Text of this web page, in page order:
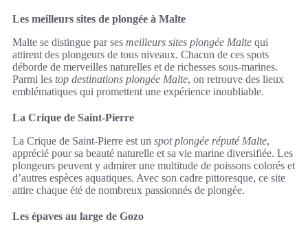
Les meilleurs sites de plongée à Malte
Malte se distingue par ses meilleurs sites plongée Malte qui
attirent des plongeurs de tous niveaux. Chacun de ces spots
déborde de merveilles naturelles et de richesses sous-marines.
Parmi les top destinations plongée Malte, on retrouve des lieux
emblématiques qui promettent une expérience inoubliable.
La Crique de Saint-Pierre
La Crique de Saint-Pierre est un spot plongée réputé Malte,
apprécié pour sa beauté naturelle et sa vie marine diversifiée. Les
plongeurs peuvent y admirer une multitude de poissons colorés et
d’autres espèces aquatiques. Avec son cadre pittoresque, ce site
attire chaque été de nombreux passionnés de plongée.
Les épaves au large de Gozo